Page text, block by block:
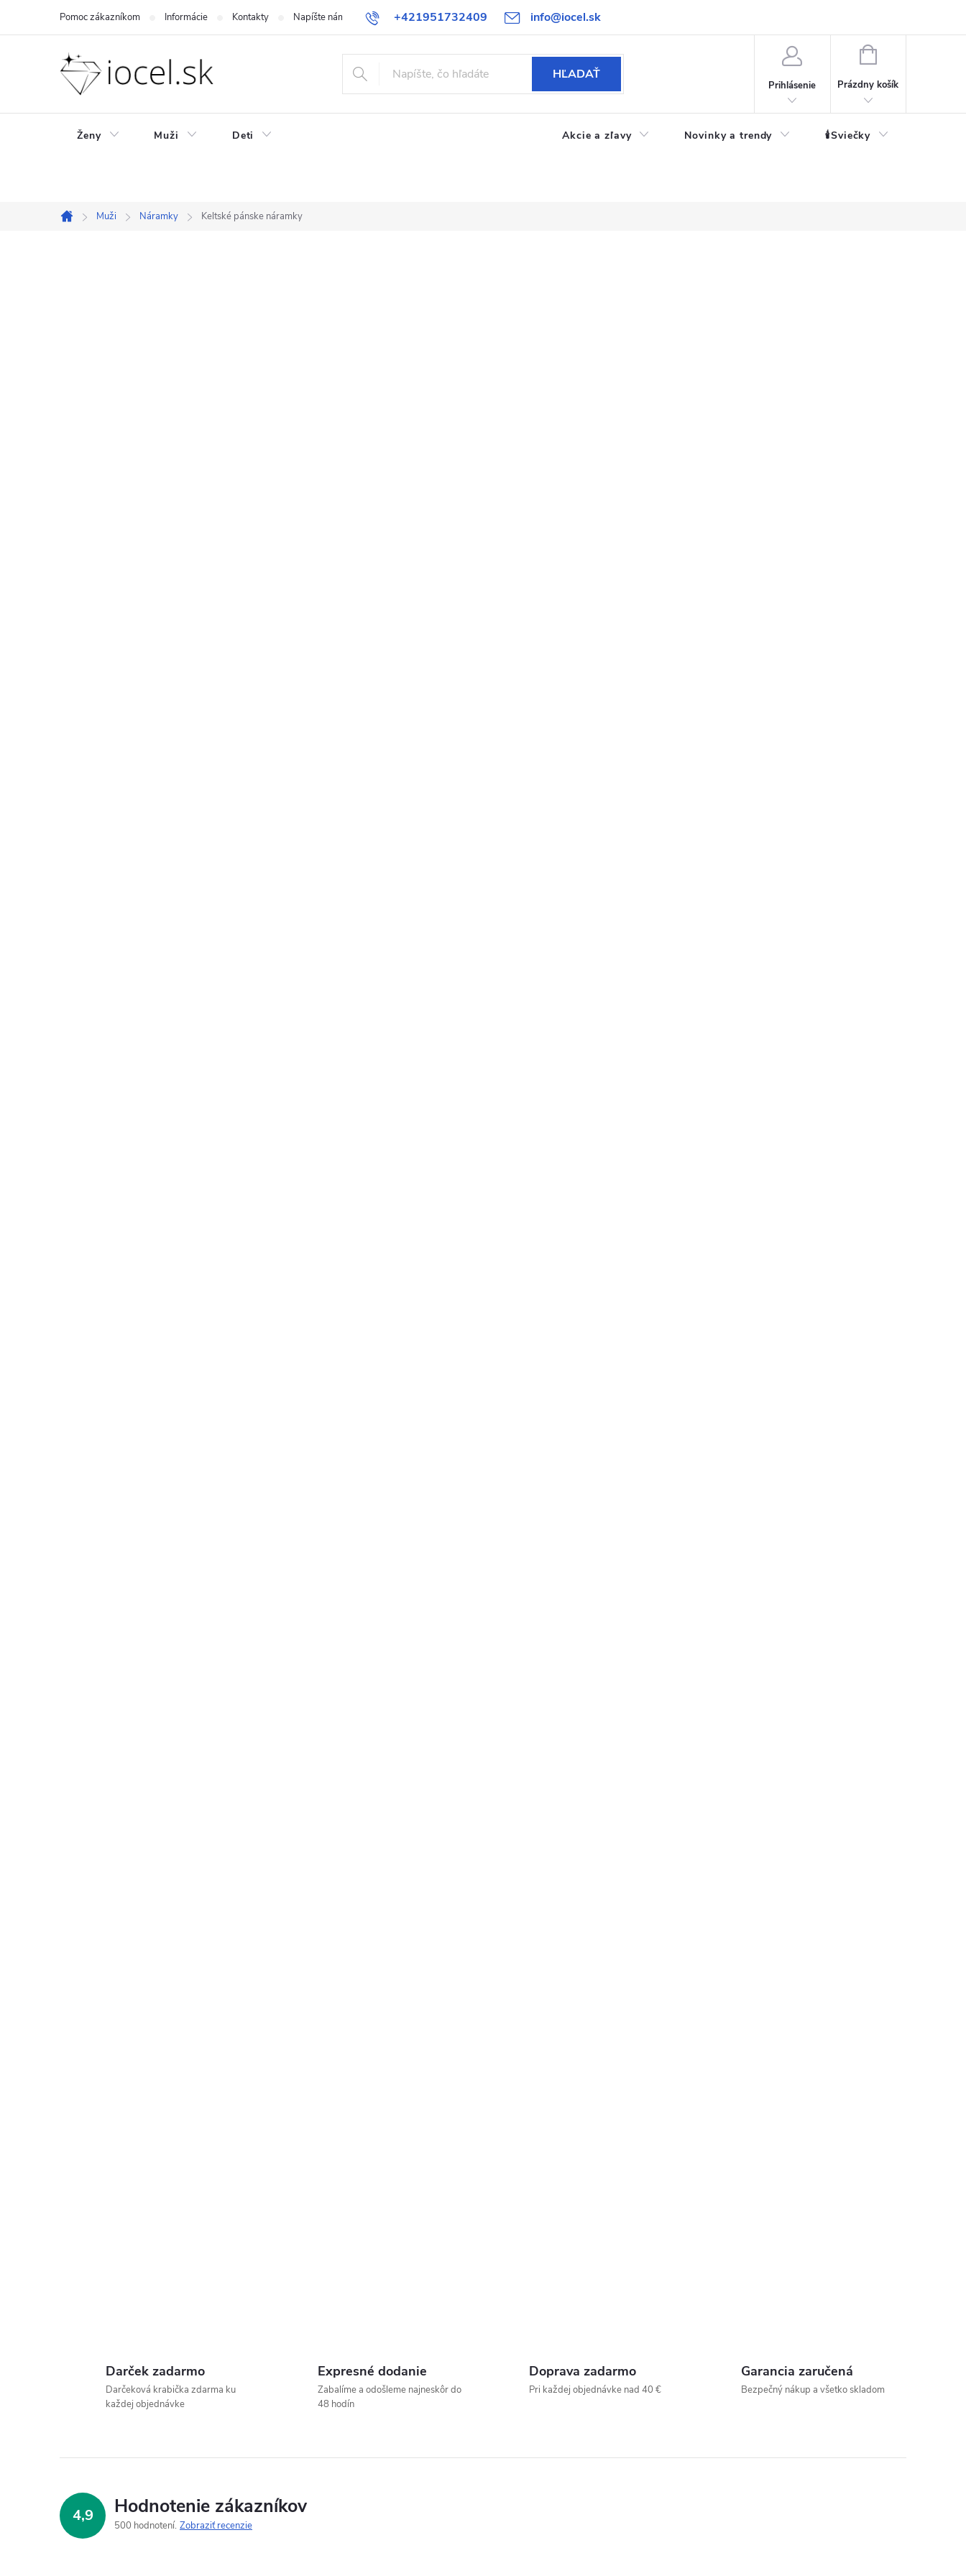
+421951732409 info@iocel.sk
Pomoc zákazníkom Informácie Kontakty Napíšte nám Blog Obchodné podmienky Obľúbené Bezpečnostné informácie
HĽADAŤ
Prihlásenie
NÁKUPNÝ
Prázdny košík
Ženy Muži Deti Akcie a zľavy Novinky a trendy 🕯️Sviečky
Domov
Muži Náramky Keltské pánske náramky
Darček zadarmo
Darčeková krabička zdarma ku
každej objednávke
Expresné dodanie
Zabalíme a odošleme najneskôr do
48 hodín
Doprava zadarmo
Pri každej objednávke nad 40 €
Garancia zaručená
Bezpečný nákup a všetko skladom
4,9 Hodnotenie zákazníkov
500 hodnotení Zobraziť recenzie